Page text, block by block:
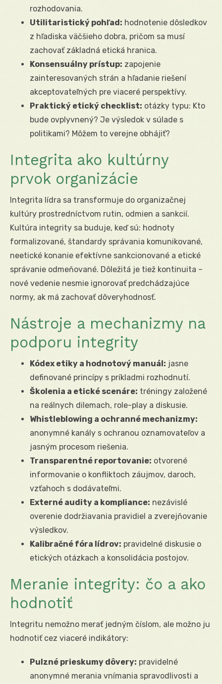
rozhodovania.
Utilitaristický pohľad: hodnotenie dôsledkov
z hľadiska väčšieho dobra, pričom sa musí
zachovať základná etická hranica.
Konsensuálny prístup: zapojenie
zainteresovaných strán a hľadanie riešení
akceptovateľných pre viaceré perspektívy.
Praktický etický checklist: otázky typu: Kto
bude ovplyvnený? Je výsledok v súlade s
politikami? Môžem to verejne obhájiť?
Integrita ako kultúrny
prvok organizácie
Integrita lídra sa transformuje do organizačnej
kultúry prostredníctvom rutin, odmien a sankcií.
Kultúra integrity sa buduje, keď sú: hodnoty
formalizované, štandardy správania komunikované,
neetické konanie efektívne sankcionované a etické
správanie odmeňované. Dôležitá je tiež kontinuita –
nové vedenie nesmie ignorovať predchádzajúce
normy, ak má zachovať dôveryhodnosť.
Nástroje a mechanizmy na
podporu integrity
Kódex etiky a hodnotový manuál: jasne
definované princípy s príkladmi rozhodnutí.
Školenia a etické scenáre: tréningy založené
na reálnych dilemach, role-play a diskusie.
Whistleblowing a ochranné mechanizmy:
anonymné kanály s ochranou oznamovateľov a
jasným procesom riešenia.
Transparentné reportovanie: otvorené
informovanie o konfliktoch záujmov, daroch,
vzťahoch s dodávateľmi.
Externé audity a kompliance: nezávislé
overenie dodržiavania pravidiel a zverejňovanie
výsledkov.
Kalibračné fóra lídrov: pravidelné diskusie o
etických otázkach a konsolidácia postojov.
Meranie integrity: čo a ako
hodnotiť
Integritu nemožno merať jedným číslom, ale možno ju
hodnotiť cez viaceré indikátory:
Pulzné prieskumy dôvery: pravidelné
anonymné merania vnímania spravodlivosti a